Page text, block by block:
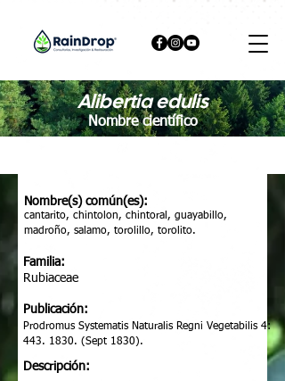
Alibertia edulis
Nombre científico
Nombre(s) común(es):
cantarito, chintolon, chintoral, guayabillo,
madroño, salamo, torolillo, torolito.
Familia:
Rubiaceae
Publicación:
Prodromus Systematis Naturalis Regni Vegetabilis 4:
443. 1830. (Sept 1830).
Descripción: